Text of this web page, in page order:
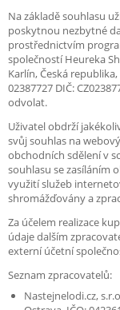
Na základě souhlasu
poskytnou nezbytné
prostřednictvím
společností Heureka
Karlín, Česká
02387727 DIČ:
odvolat.
Uživatel obdrží
svůj souhlas na
obchodních sdělení v
souhlasu se zasíláním
využití služeb
shromážďovány a
Za účelem realizace
údaje dalším
externí účetní
Seznam zpracovatelů:
Nastejnelodi.cz,